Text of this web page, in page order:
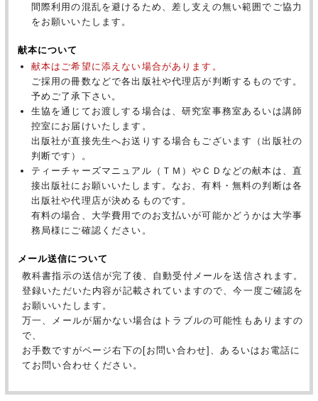
間際利用の混乱を避けるため、差し支えの無い範囲でご協力
をお願いいたします。
献本について
献本はご希望に添えない場合があります。
ご採用の冊数などで各出版社や代理店が判断するものです。
予めご了承下さい。
生協を通じてお渡しする場合は、研究室事務室あるいは講師
控室にお届けいたします。
出版社が直接先生へお送りする場合もございます（出版社の
判断です）。
ティーチャーズマニュアル（ＴＭ）やＣＤなどの献本は、直
接出版社にお願いいたします。なお、有料・無料の判断は各
出版社や代理店が決めるものです。
有料の場合、大学費用でのお支払いが可能かどうかは大学事
務局様にご確認ください。
メール送信について
教科書指示の送信が完了後、自動受付メールを送信されます。
登録いただいた内容が記載されていますので、今一度ご確認を
お願いいたします。
万一、メールが届かない場合はトラブルの可能性もありますの
で、
お手数ですがページ右下の[お問い合わせ]、あるいはお電話に
てお問い合わせください。